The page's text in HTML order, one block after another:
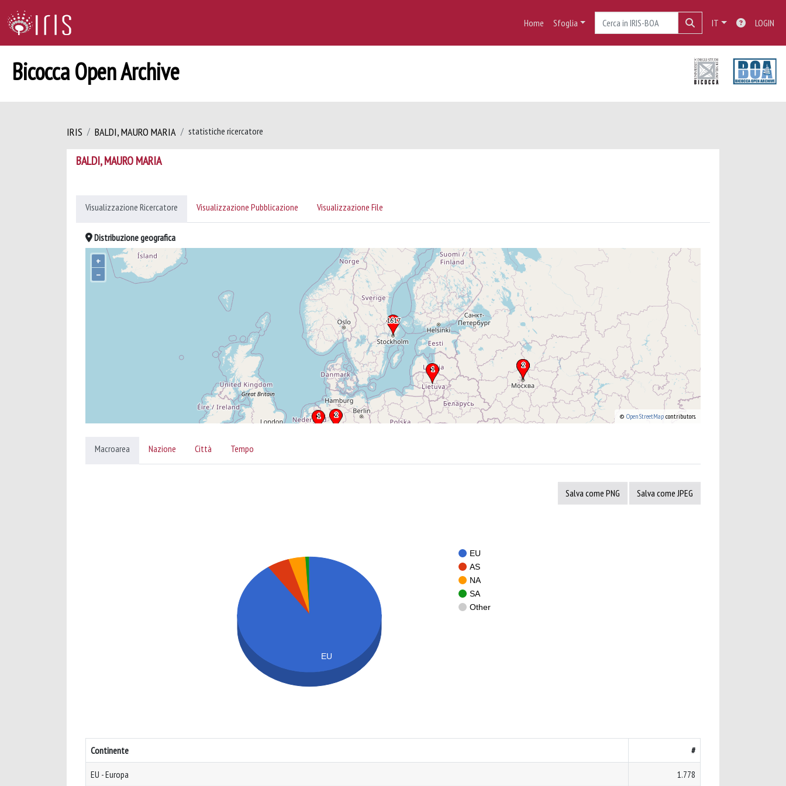
Home Sfoglia IT LOGIN
Bicocca Open Archive
IRIS BALDI, MAURO MARIA statistiche ricercatore
BALDI, MAURO MARIA
Visualizzazione Ricercatore Visualizzazione Pubblicazione Visualizzazione File
Distribuzione geografica
+
–
© OpenStreetMap contributors.
Macroarea Nazione Città Tempo
Salva come PNG Salva come JPEG
EU
AS
NA
SA
Other
EU
Continente #
EU - Europa 1.778